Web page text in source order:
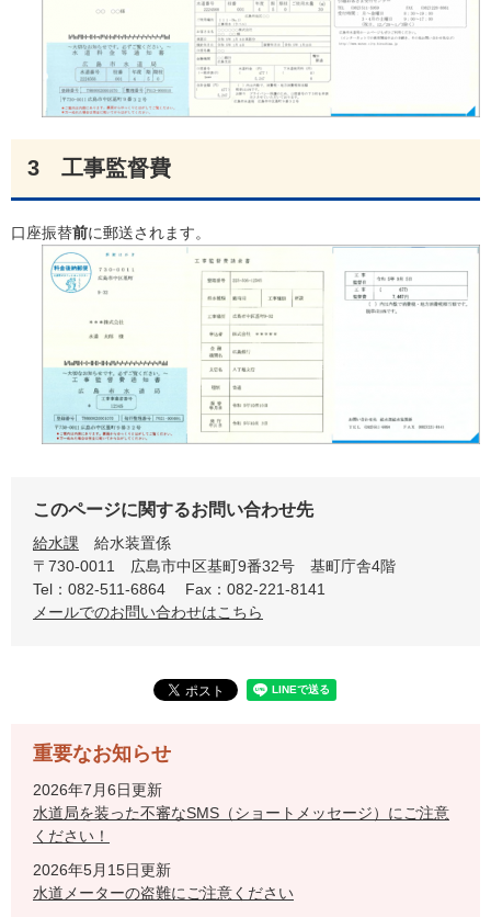
3 工事監督費
口座振替前に郵送されます。
このページに関するお問い合わせ先
給水課
給水装置係
〒730-0011
広島市中区基町9番32号 基町庁舎4階
Tel：082-511-6864
Fax：082-221-8141
メールでのお問い合わせはこちら
重要なお知らせ
2026年7月6日更新
水道局を装った不審なSMS（ショートメッセージ）にご注意
ください！
2026年5月15日更新
水道メーターの盗難にご注意ください